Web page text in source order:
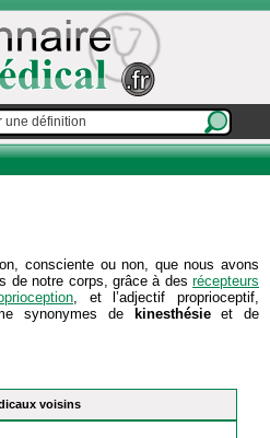
voisins
consciente ou non, que nous avons
de notre corps, grâce à des récepteurs
, et l’adjectif proprioceptif,
synonymes de
kinesthésieet de